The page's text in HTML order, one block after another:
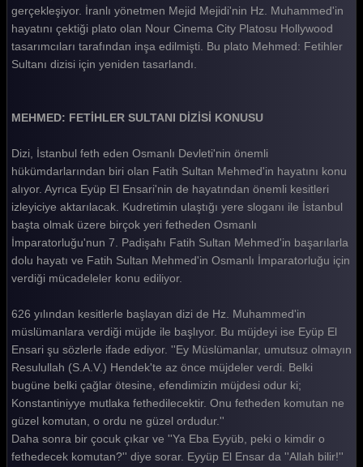
Mehmed Fetihler Sultanı 11. Bölüm
Mehmed Fetihler Sultanı 10. Bölüm
Mehmed Fetihler Sultanı 6. Bölüm
Mehmed Fetihler Sultanı 5. Bölüm
Mehmed Fetihler Sultanı 4. Bölüm
Mehmed Fetihler Sultanı 3. Bölüm
Mehmed Fetihler Sultanı 2. Bölüm
Mehmed Fetihler Sultanı 1. Bölüm
Tüm Bölümleri Göster
gerçekleşiyor. İranlı yönetmen Mejid Mejidi'nin Hz. Muhammed'in
hayatını çektiği plato olan Nour Cinema City Platosu Hollywood
tasarımcıları tarafından inşa edilmişti. Bu plato Mehmed: Fetihler
Sultanı dizisi için yeniden tasarlandı.
MEHMED: FETİHLER SULTANI DİZİSİ KONUSU
Dizi, İstanbul feth eden Osmanlı Devleti'nin önemli
hükümdarlarından biri olan Fatih Sultan Mehmed'in hayatını konu
alıyor. Ayrıca Eyüp El Ensari'nin de hayatından önemli kesitleri
izleyiciye aktarılacak. Kudretimin ulaştığı yere sloganı ile İstanbul
başta olmak üzere birçok yeri fetheden Osmanlı
İmparatorluğu'nun 7. Padişahı Fatih Sultan Mehmed'in başarılarla
dolu hayatı ve Fatih Sultan Mehmed'in Osmanlı İmparatorluğu için
verdiği mücadeleler konu ediliyor.
626 yılından kesitlerle başlayan dizi de Hz. Muhammed'in
müslümanlara verdiği müjde ile başlıyor. Bu müjdeyi ise Eyüp El
Ensari şu sözlerle ifade ediyor. ''Ey Müslümanlar, umutsuz olmayın
Resulullah (S.A.V.) Hendek'te az önce müjdeler verdi. Belki
bugüne belki çağlar ötesine, efendimizin müjdesi odur ki;
Konstantiniyye mutlaka fethedilecektir. Onu fetheden komutan ne
güzel komutan, o ordu ne güzel ordudur.''
Daha sonra bir çocuk çıkar ve ''Ya Eba Eyyüb, peki o kimdir o
fethedecek komutan?'' diye sorar. Eyyüp El Ensar da ''Allah bilir!''